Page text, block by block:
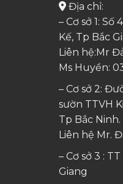
Địa chỉ:
– Cơ sở 1: Số
Kế, Tp Bắc
Liên hệ:Mr
Ms Huyền:
– Cơ sở 2:
sườn TTVH
Tp Bắc Ninh.
Liên hệ Mr.
– Cơ sở 3 :
Giang